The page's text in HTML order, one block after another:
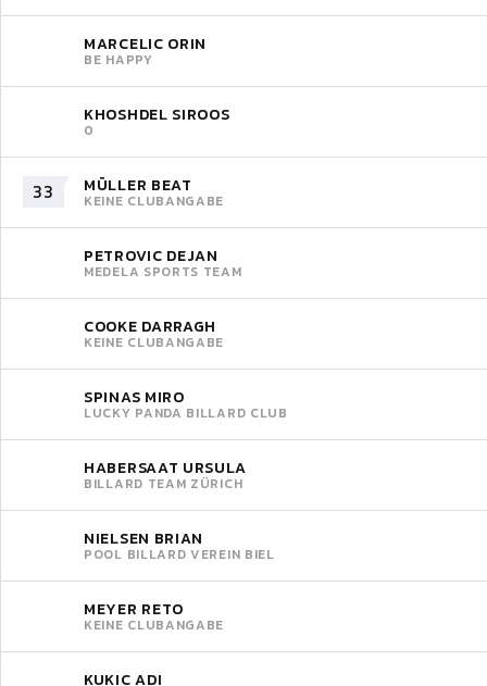
MARCELIC ORIN
BE HAPPY
KHOSHDEL SIROOS
0
33 MÜLLER BEAT
KEINE CLUBANGABE
PETROVIC DEJAN
MEDELA SPORTS TEAM
COOKE DARRAGH
KEINE CLUBANGABE
SPINAS MIRO
LUCKY PANDA BILLARD CLUB
HABERSAAT URSULA
BILLARD TEAM ZÜRICH
NIELSEN BRIAN
POOL BILLARD VEREIN BIEL
MEYER RETO
KEINE CLUBANGABE
KUKIC ADI